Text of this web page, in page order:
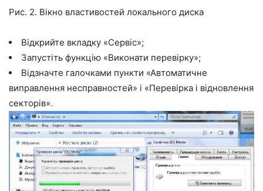
Рис. 2. Вікно властивостей локального диска
Відкрийте вкладку «Сервіс»;
Запустіть функцію «Виконати перевірку»;
Відзначте галочками пункти «Автоматичне
виправлення несправностей» і «Перевірка і відновлення
секторів».